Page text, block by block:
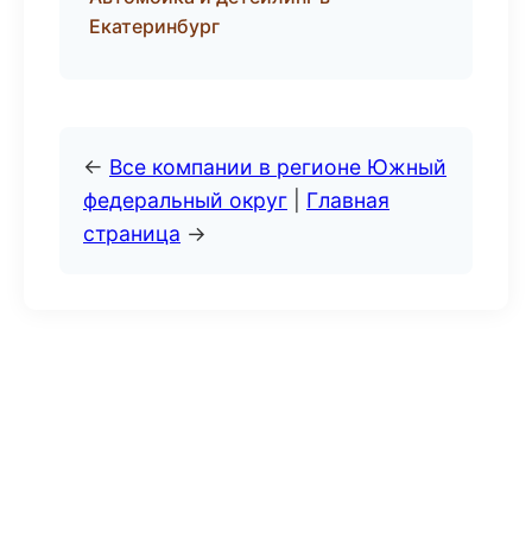
Екатеринбург
← Все компании в регионе Южный
федеральный округ
Главная
страница →